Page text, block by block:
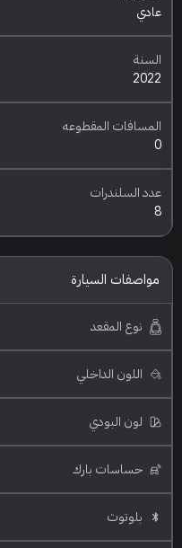
عادي
السنة
2022
المسافات المقطوعه
0
عدد السلندرات
8
مواصفات السيارة
نوع المقعد
اللون الداخلي
لون البودي
حساسات بارك
بلوتوث